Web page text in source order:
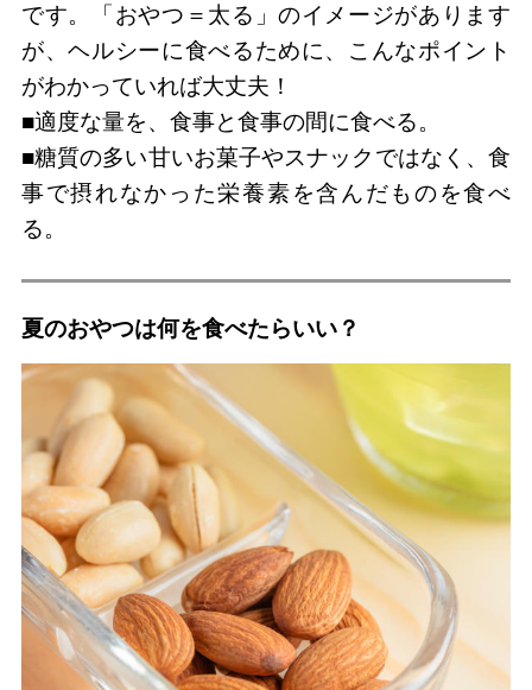
です。「おやつ＝太る」のイメージがあります
が、ヘルシーに食べるために、こんなポイント
がわかっていれば大丈夫！
■適度な量を、食事と食事の間に食べる。
■糖質の多い甘いお菓子やスナックではなく、食
事で摂れなかった栄養素を含んだものを食べ
る。
夏のおやつは何を食べたらいい？